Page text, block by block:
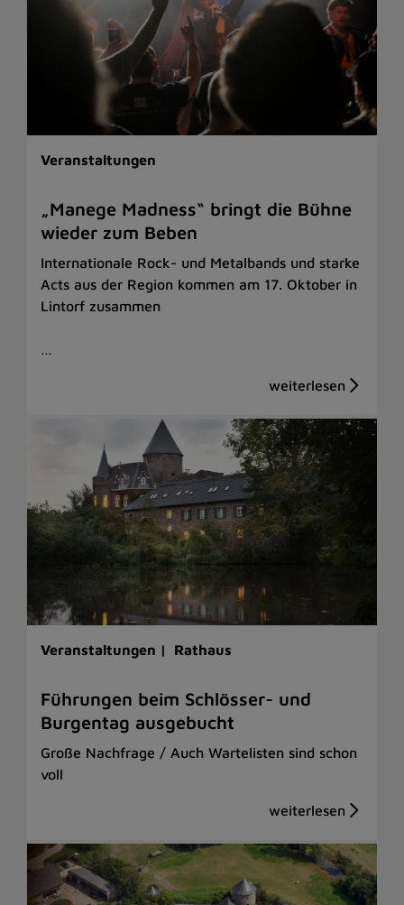
Veranstaltungen
„Manege Madness“ bringt die Bühne
wieder zum Beben
Internationale Rock- und Metalbands und starke
Acts aus der Region kommen am 17. Oktober in
Lintorf zusammen
…
Veranstaltungen | Rathaus
Führungen beim Schlösser- und
Burgentag ausgebucht
Große Nachfrage / Auch Wartelisten sind schon
voll